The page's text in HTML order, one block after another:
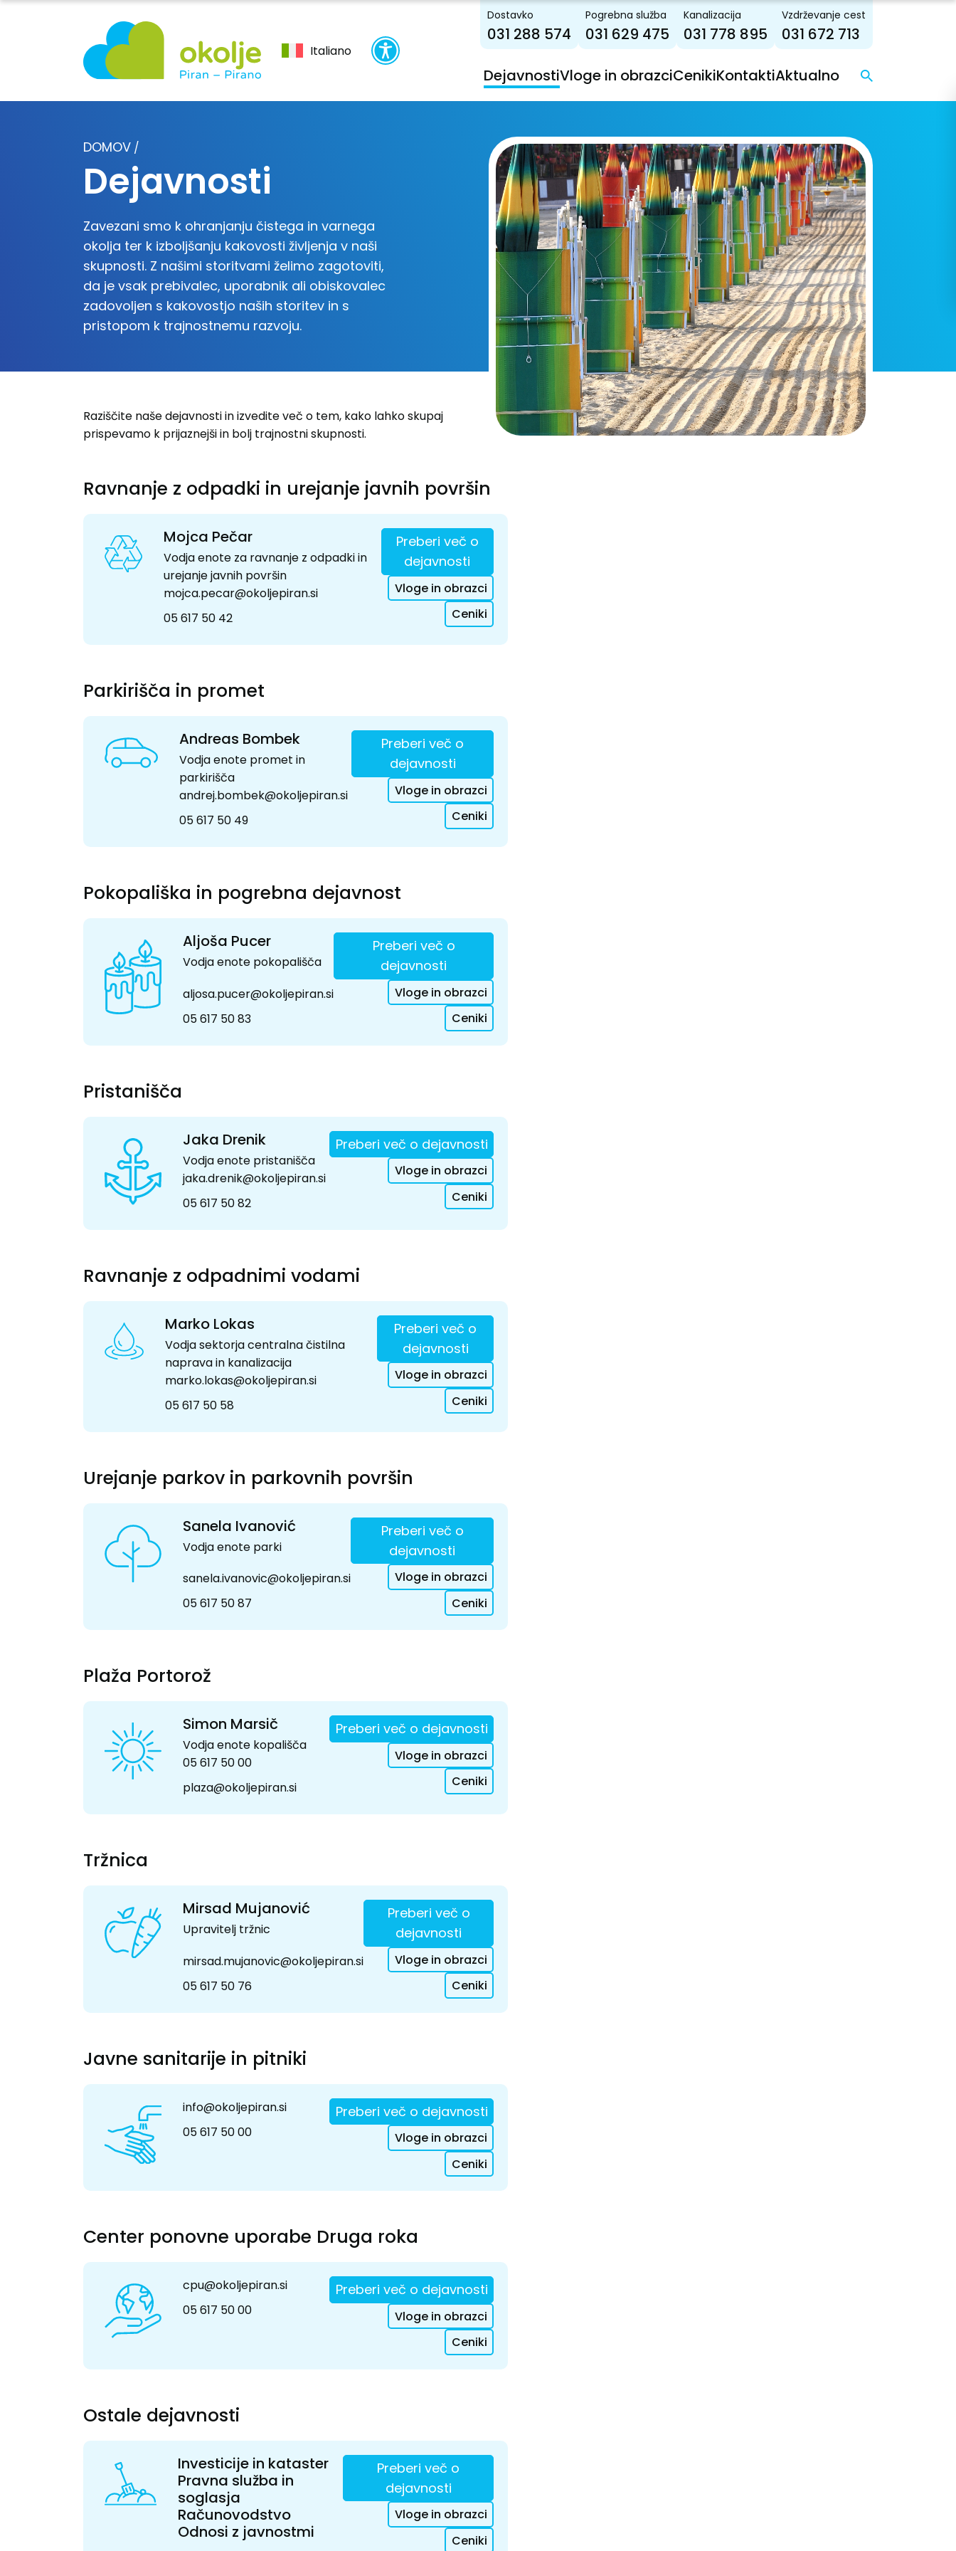
Italiano
Dostavko
031 288 574
Pogrebna služba
031 629 475
Kanalizacija
031 778 895
Vzdrževanje cest
031 672 713
DejavnostiVloge in obrazciCenikiKontaktiAktualno
DOMOV /
Dejavnosti
Zavezani smo k ohranjanju čistega in varnega
okolja ter k izboljšanju kakovosti življenja v naši
skupnosti. Z našimi storitvami želimo zagotoviti,
da je vsak prebivalec, uporabnik ali obiskovalec
zadovoljen s kakovostjo naših storitev in s
pristopom k trajnostnemu razvoju.
Raziščite naše dejavnosti in izvedite več o tem, kako lahko skupaj
prispevamo k prijaznejši in bolj trajnostni skupnosti.
Ravnanje z odpadki in urejanje javnih površin
Mojca Pečar
Vodja enote za ravnanje z odpadki in
urejanje javnih površin
mojca.pecar@okoljepiran.si
05 617 50 42
Preberi več o
dejavnosti
Vloge in obrazci
Ceniki
Parkirišča in promet
Andreas Bombek
Vodja enote promet in
parkirišča
andrej.bombek@okoljepiran.si
05 617 50 49
Preberi več o
dejavnosti
Vloge in obrazci
Ceniki
Pokopališka in pogrebna dejavnost
Aljoša Pucer
Vodja enote pokopališča
aljosa.pucer@okoljepiran.si
05 617 50 83
Preberi več o
dejavnosti
Vloge in obrazci
Ceniki
Pristanišča
Jaka Drenik
Vodja enote pristanišča
jaka.drenik@okoljepiran.si
05 617 50 82
Preberi več o dejavnosti
Vloge in obrazci
Ceniki
Ravnanje z odpadnimi vodami
Marko Lokas
Vodja sektorja centralna čistilna
naprava in kanalizacija
marko.lokas@okoljepiran.si
05 617 50 58
Preberi več o
dejavnosti
Vloge in obrazci
Ceniki
Urejanje parkov in parkovnih površin
Sanela Ivanović
Vodja enote parki
sanela.ivanovic@okoljepiran.si
05 617 50 87
Preberi več o
dejavnosti
Vloge in obrazci
Ceniki
Plaža Portorož
Simon Marsič
Vodja enote kopališča
05 617 50 00
plaza@okoljepiran.si
Preberi več o dejavnosti
Vloge in obrazci
Ceniki
Tržnica
Mirsad Mujanović
Upravitelj tržnic
mirsad.mujanovic@okoljepiran.si
05 617 50 76
Preberi več o
dejavnosti
Vloge in obrazci
Ceniki
Javne sanitarije in pitniki
info@okoljepiran.si
05 617 50 00
Preberi več o dejavnosti
Vloge in obrazci
Ceniki
Center ponovne uporabe Druga roka
cpu@okoljepiran.si
05 617 50 00
Preberi več o dejavnosti
Vloge in obrazci
Ceniki
Ostale dejavnosti
Investicije in kataster
Pravna služba in
soglasja
Računovodstvo
Odnosi z javnostmi
Preberi več o
dejavnosti
Vloge in obrazci
Ceniki